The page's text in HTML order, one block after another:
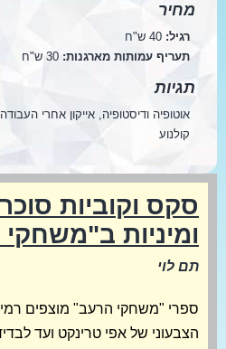
מחיר
רגיל: 40 ש"ח
תעריף עמותות מארגנות: 30 ש"ח
תגיות
אוטופיה ודיסטופיה, אייקון אחרי
קולנוע
סקס וקוביות
ומיניות
תם לוי
ספרי "משחקי הרעב" מוצפים
הצבעוני של אפי טרינקט ועד